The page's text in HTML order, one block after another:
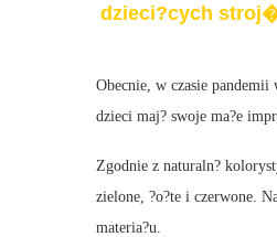
dzieci?cych
Obecnie, w czasie pandemii
dzieci maj? swoje ma?e
Zgodnie z naturaln?
zielone, ?o?te i czerwone.
materia?u.